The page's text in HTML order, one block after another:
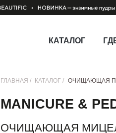
КАТАЛОГ
ОЧИЩАЮЩАЯ
MANICURE &
ГЛАВНАЯ / ОЧИЩАЮЩАЯ
КАТАЛОГ /